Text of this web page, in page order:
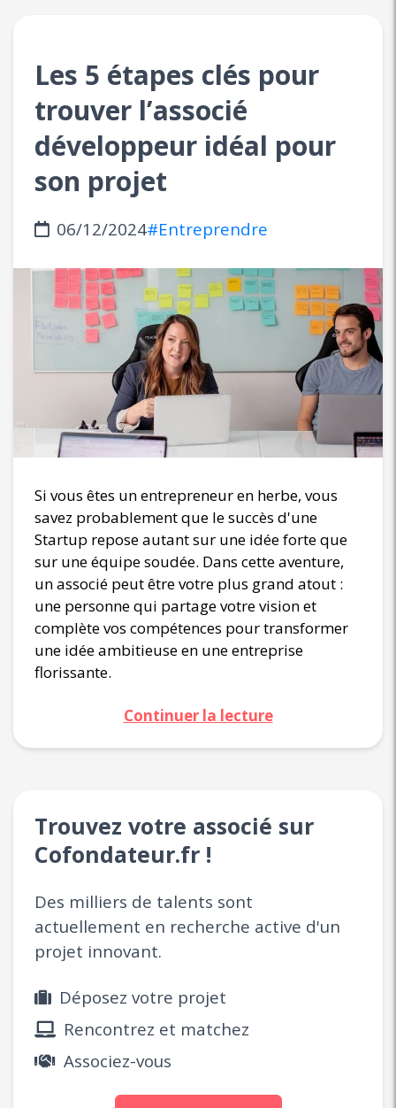
Les 5 étapes clés pour
trouver l’associé
développeur idéal pour
son projet
06/12/2024#Entreprendre
Si vous êtes un entrepreneur en herbe, vous
savez probablement que le succès d'une
Startup repose autant sur une idée forte que
sur une équipe soudée. Dans cette aventure,
un associé peut être votre plus grand atout :
une personne qui partage votre vision et
complète vos compétences pour transformer
une idée ambitieuse en une entreprise
florissante.
Continuer la lecture
Trouvez votre associé sur
Cofondateur.fr !
Des milliers de talents sont
actuellement en recherche active d'un
projet innovant.
Déposez votre projet
Rencontrez et matchez
Associez-vous